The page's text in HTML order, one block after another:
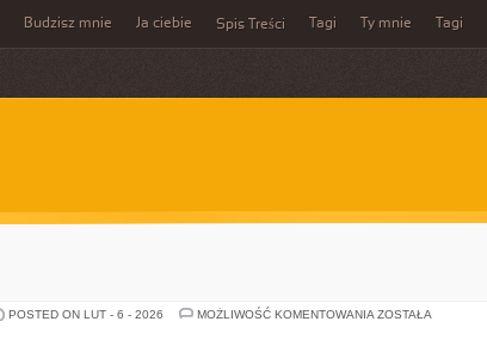
Budzisz mnie Ja ciebie Spis Treści Tagi Ty mnie Tagi
POSTED ON LUT - 6 - 2026 MOŻLIWOŚĆ KOMENTOWANIA SZCZĘŚCIE
ZOSTAŁA